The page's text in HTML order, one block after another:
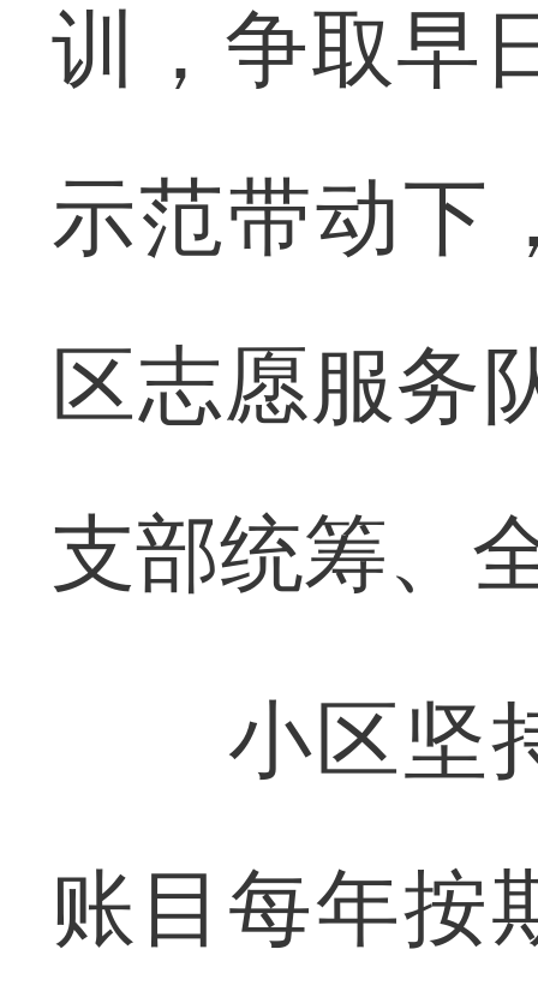
训，争取早
示范带动下
区志愿服务
支部统筹、
小区坚持
账目每年按